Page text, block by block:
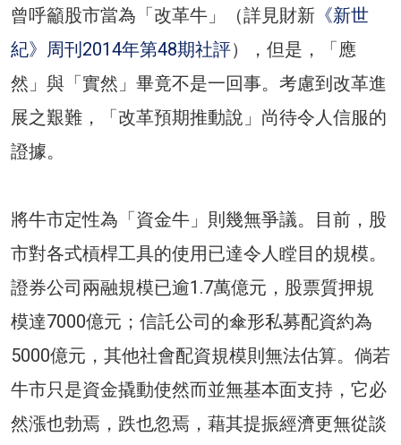
曾呼籲股市當為「改革牛」（詳見財新 《新世
紀》周刊2014年第48期社評），但是，「應
然」與「實然」畢竟不是一回事。考慮到改革進
展之艱難，「改革預期推動說」尚待令人信服的
證據。
將牛市定性為「資金牛」則幾無爭議。目前，股
市對各式槓桿工具的使用已達令人瞠目的規模。
證券公司兩融規模已逾1.7萬億元，股票質押規
模達7000億元；信託公司的傘形私募配資約為
5000億元，其他社會配資規模則無法估算。倘若
牛市只是資金撬動使然而並無基本面支持，它必
然漲也勃焉，跌也忽焉，藉其提振經濟更無從談